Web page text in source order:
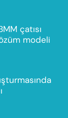
çatısı
modeli